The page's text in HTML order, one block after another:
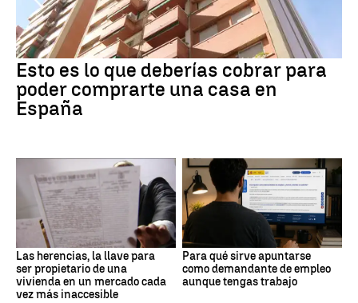
Esto es lo que deberías cobrar para
poder comprarte una casa en
España
Las herencias, la llave para
ser propietario de una
vivienda en un mercado cada
vez más inaccesible
Para qué sirve apuntarse
como demandante de empleo
aunque tengas trabajo